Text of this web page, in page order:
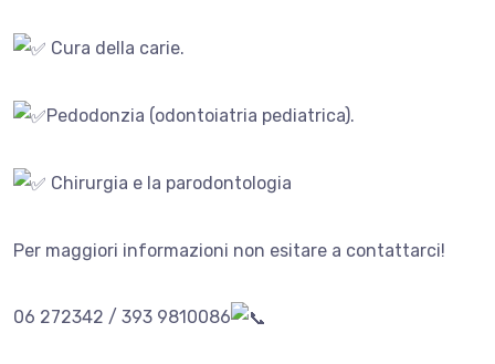
Cura della carie.
Pedodonzia (odontoiatria pediatrica).
Chirurgia e la parodontologia
Per maggiori informazioni non esitare a contattarci!
06 272342 / 393 9810086